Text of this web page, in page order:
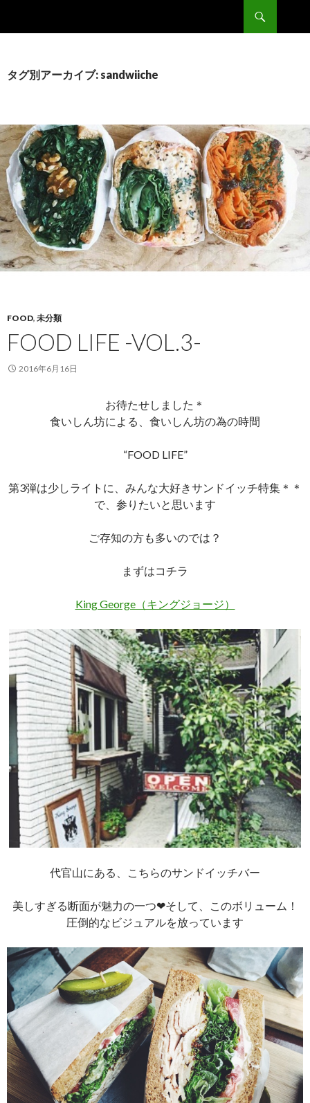
ン
動
タグ別アーカイブ: sandwiiche
FOOD, 未分類
FOOD LIFE -VOL.3-
2016年6月16日
お待たせしました＊
食いしん坊による、食いしん坊の為の時間
“FOOD LIFE”
第3弾は少しライトに、みんな大好きサンドイッチ特集＊＊
で、参りたいと思います
ご存知の方も多いのでは？
まずはコチラ
King George（キングジョージ）
代官山にある、こちらのサンドイッチバー
美しすぎる断面が魅力の一つ❤︎そして、このボリューム！
圧倒的なビジュアルを放っています